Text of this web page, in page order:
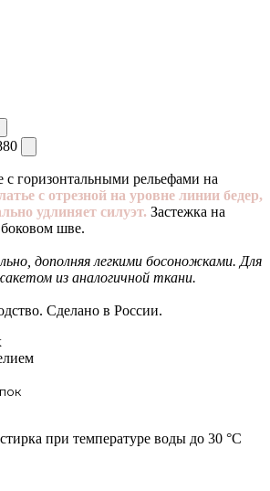
с горизонтальными рельефами на
с отрезной на уровне линии бедер,
удлиняет силуэт. Застежка на
шве.
дополняя легкими босоножками. Для
из аналогичной ткани.
Сделано в России.
при температуре воды до 30 °C